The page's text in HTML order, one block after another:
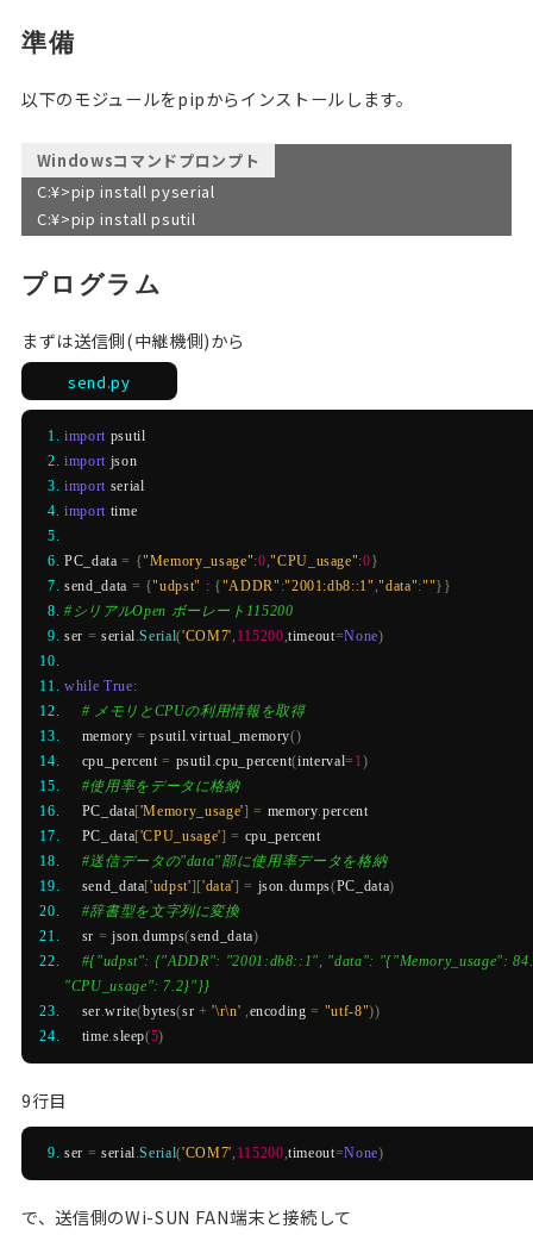
準備
以下のモジュールをpipからインストールします。
Windowsコマンドプロンプト
C:¥>pip install pyserial
C:¥>pip install psutil
プログラム
まずは送信側(中継機側)から
send.py
import psutil
import json
import serial
import time
PC_data = {"Memory_usage":0,"CPU_usage":0}
send_data = {"udpst" : {"ADDR" :"2001:db8::1" ,"data":""}}
#シリアルOpen ボーレート115200
ser = serial.Serial('COM7', 115200,timeout=None)
while True:
# メモリとCPUの利用情報を取得
    memory
= psutil.virtual_memory()
    cpu_percent
= psutil.cpu_percent(interval= 1)
#使用率をデータに格納
    PC_data
['Memory_usage'] = memory.percent
    PC_data
['CPU_usage'] = cpu_percent
#送信データの"data"部に使用率データを格納
    send_data
['udpst']['data'] = json.dumps(PC_data)
#辞書型を文字列に変換
    sr
= json.dumps(send_data)
#{"udpst": {"ADDR": "2001:db8::1", "data": "{"Memory_usage":
"CPU_usage": 7.2}"}}
    ser
.write(bytes(sr + '\r\n' ,encoding = "utf-8"))
    time
.sleep(5)
9行目
ser = serial.Serial('COM7', 115200,timeout=None)
で、送信側のWi-SUN FAN端末と接続して